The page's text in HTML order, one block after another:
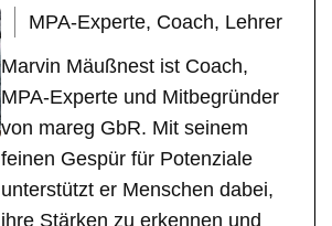
MPA-Experte, Coach, Lehrer
Marvin Mäußnest ist Coach,
MPA-Experte und Mitbegründer
von mareg GbR. Mit seinem
feinen Gespür für Potenziale
unterstützt er Menschen dabei,
ihre Stärken zu erkennen und